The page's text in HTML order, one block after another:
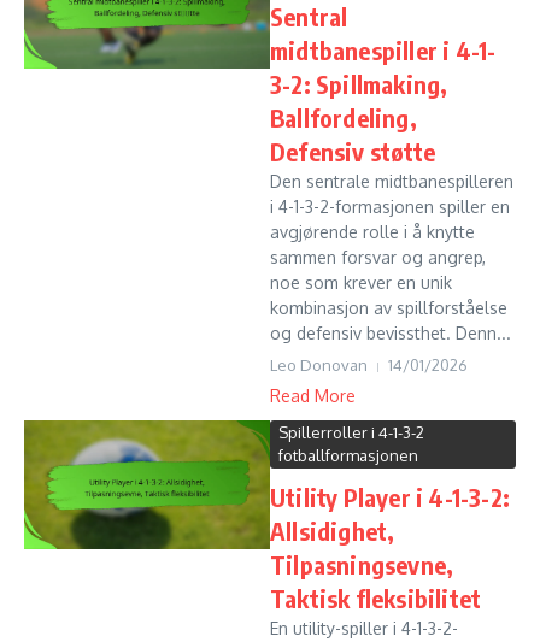
Sentral
midtbanespiller i 4-1-
3-2: Spillmaking,
Ballfordeling,
Defensiv støtte
Den sentrale midtbanespilleren
i 4-1-3-2-formasjonen spiller en
avgjørende rolle i å knytte
sammen forsvar og angrep,
noe som krever en unik
kombinasjon av spillforståelse
og defensiv bevissthet. Denn...
Leo Donovan 14/01/2026
Read More
Spillerroller i 4-1-3-2
fotballformasjonen
Utility Player i 4-1-3-2:
Allsidighet,
Tilpasningsevne,
Taktisk fleksibilitet
En utility-spiller i 4-1-3-2-